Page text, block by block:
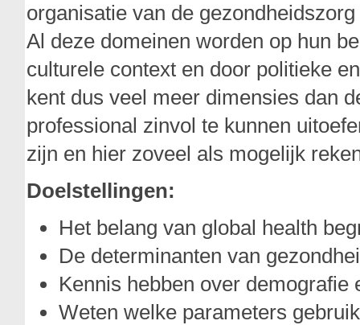
organisatie van de
Al deze domeinen worden op hun
culturele context en door politieke
kent dus veel meer dimensies dan
professional zinvol te kunnen
zijn en hier zoveel als mogelijk
Doelstellingen:
Het belang van global health
De determinanten van
Kennis hebben over
Weten welke parameters